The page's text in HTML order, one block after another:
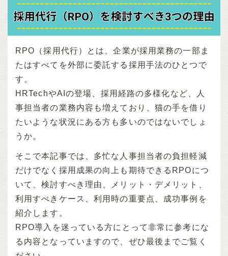
RPO（採用代行）とは、企業が採用業務の一部ま
たはすべてを外部に委託する採用手法のひとつで
す。
HRTechやAIの登場、採用経路の多様化など、人
事担当者の業務内容も増えており、猫の手を借り
たいような状況にある方も多いのではないでしょ
うか。
そこで本記事では、多忙な人事担当者の負担軽減
だけでなく採用成果の向上も期待できるRPOにつ
いて、検討すべき理由、メリット・デメリット、
利用すべきケース、利用時の重要点、成功事例を
紹介します。
RPO導入を迷っている方にとって非常に参考にな
る内容となっていますので、ぜひ最後までご覧く